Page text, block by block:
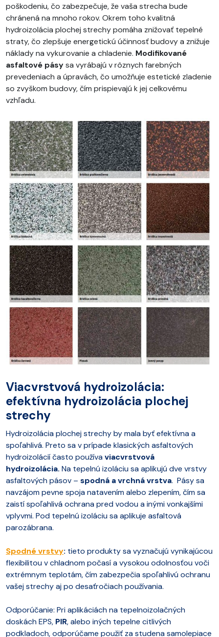
poškodeniu, čo zabezpečuje, že vaša strecha bude
chránená na mnoho rokov. Okrem toho kvalitná
hydroizolácia plochej strechy pomáha znižovať tepelné
straty, čo zlepšuje energetickú účinnosť budovy a znižuje
náklady na vykurovanie a chladenie. Modifikované
asfaltové pásysa vyrábajú v rôznych farebných
prevedeniach a úpravách, čo umožňuje estetické zladenie
so zvyškom budovy, čím prispievajú k jej celkovému
vzhľadu.
Viacvrstvová hydroizolácia:
efektívna hydroizolácia plochej
strechy
Hydroizolácia plochej strechy by mala byť efektívna a
spoľahlivá. Preto sa v prípade klasických asfaltových
hydroizolácií často používaviacvrstvová
hydroizolácia. Na tepelnú izoláciu sa aplikujú dve vrstvy
asfaltových pásov – spodná a vrchná vrstva. Pásy sa
navzájom pevne spoja natavením alebo zlepením, čím sa
zaistí spoľahlivá ochrana pred vodou a inými vonkajšími
vplyvmi. Pod tepelnú izoláciu sa aplikuje asfaltová
parozábrana.
Spodné vrstvy: tieto produkty sa vyznačujú vynikajúcou
flexibilitou v chladnom počasí a vysokou odolnosťou voči
extrémnym teplotám, čím zabezpečia spoľahlivú ochranu
vašej strechy aj po desaťročiach používania.
Odporúčanie: Pri aplikáciách na tepelnoizolačných
doskách EPS, PIR, alebo iných tepelne citlivých
podkladoch, odporúčame použiť za studena samolepiace